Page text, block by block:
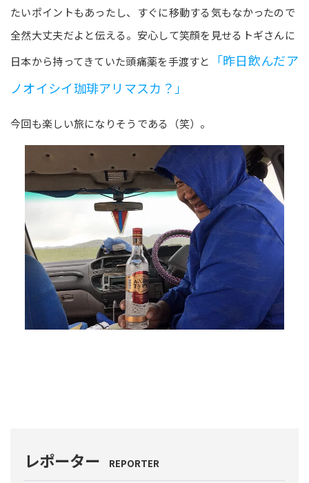
たいポイントもあったし、すぐに移動する気もなかったので
全然大丈夫だよと伝える。安心して笑顔を見せるトギさんに
日本から持ってきていた頭痛薬を手渡すと
「昨日飲んだア
ノオイシイ珈琲アリマスカ？」
今回も楽しい旅になりそうである（笑）。
レポーター REPORTER